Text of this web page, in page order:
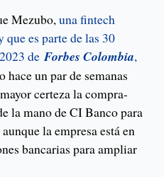
Mezubo,una fintech
es parte de las 30
deForbes Colombia,
un par de semanas
certeza la compra-
la mano de CI Banco para
la empresa está en
bancarias para ampliar